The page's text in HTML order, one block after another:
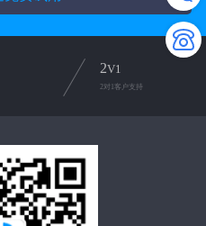
2V1
2对1客户支持